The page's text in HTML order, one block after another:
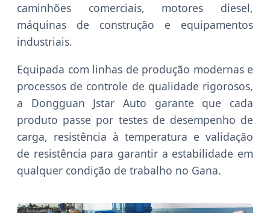
caminhões comerciais, motores diesel,
máquinas de construção e equipamentos
industriais.
Equipada com linhas de produção modernas e
processos de controle de qualidade rigorosos,
a Dongguan Jstar Auto garante que cada
produto passe por testes de desempenho de
carga, resistência à temperatura e validação
de resistência para garantir a estabilidade em
qualquer condição de trabalho no Gana.